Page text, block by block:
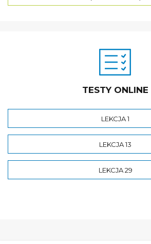
TESTY ONLINE
LEKCJA 1
LEKCJA 13
LEKCJA 29